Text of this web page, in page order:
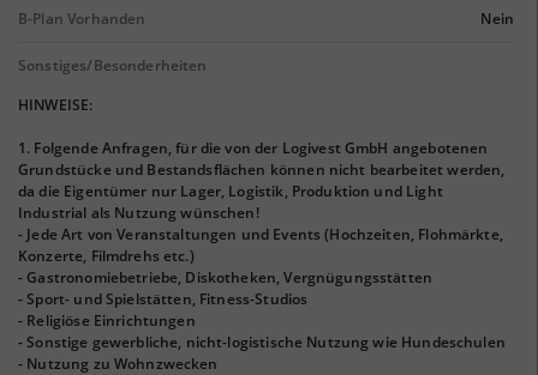
B-Plan Vorhanden Nein
Sonstiges/Besonderheiten
HINWEISE:
1. Folgende Anfragen, für die von der Logivest GmbH angebotenen
Grundstücke und Bestandsflächen können nicht bearbeitet werden,
da die Eigentümer nur Lager, Logistik, Produktion und Light
Industrial als Nutzung wünschen!
- Jede Art von Veranstaltungen und Events (Hochzeiten, Flohmärkte,
Konzerte, Filmdrehs etc.)
- Gastronomiebetriebe, Diskotheken, Vergnügungsstätten
- Sport- und Spielstätten, Fitness-Studios
- Religiöse Einrichtungen
- Sonstige gewerbliche, nicht-logistische Nutzung wie Hundeschulen
- Nutzung zu Wohnzwecken